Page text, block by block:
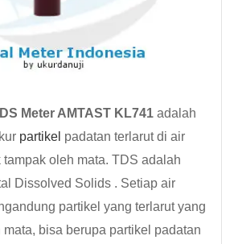
Meter AMTAST KL741 adalah
partikel padatan terlarut di air
oleh mata. TDS adalah
Dissolved Solids . Setiap air
partikel yang terlarut yang
bisa berupa partikel padatan